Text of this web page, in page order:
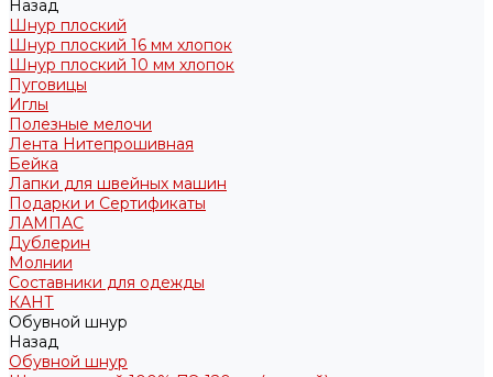
Назад
Шнур плоский
Шнур плоский 16 мм хлопок
Шнур плоский 10 мм хлопок
Пуговицы
Иглы
Полезные мелочи
Лента Нитепрошивная
Бейка
Лапки для швейных машин
Подарки и Сертификаты
ЛАМПАС
Дублерин
Молнии
Составники для одежды
КАНТ
Обувной шнур
Назад
Обувной шнур